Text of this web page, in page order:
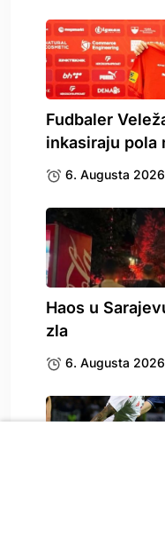
Fudbaler
inkasiraju pola
6. Augusta
Haos u
zla
6. Augusta